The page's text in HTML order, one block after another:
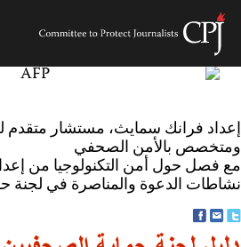
Skip
Committee
إعداد فرانك سمايث، مستشار متقدم
ومتخصص بالأمن الصحفي
مع فصل حول أمن التكنولوجيا من
نشاطات الدعوة والمناصرة في لجنة